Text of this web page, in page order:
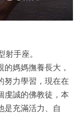
手座。
媽媽撫養長大，
努力學習，現在在
虔誠的佛教徒，本
是充滿活力、自